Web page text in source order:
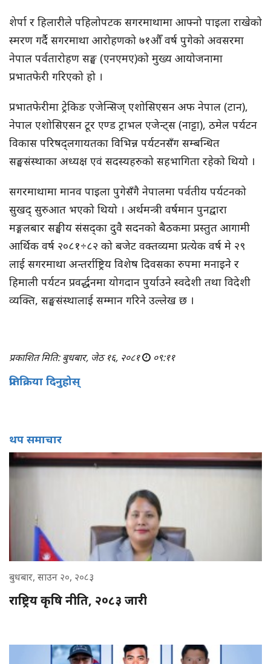
शेर्पा र हिलारीले पहिलोपटक सगरमाथामा आफ्नो पाइला राखेको
स्मरण गर्दै सगरमाथा आरोहणको ७१औँ वर्ष पुगेको अवसरमा
नेपाल पर्वतारोहण सङ्घ (एनएमए)को मुख्य आयोजनामा
प्रभातफेरी गरिएको हो ।
प्रभातफेरीमा ट्रेकिङ एजेन्सिज् एशोसिएसन अफ नेपाल (टान),
नेपाल एशोसिएसन टूर एण्ड ट्राभल एजेन्ट्स (नाट्टा), ठमेल पर्यटन
विकास परिषद्लगायतका विभिन्न पर्यटनसँग सम्बन्धित
सङ्घसंस्थाका अध्यक्ष एवं सदस्यहरुको सहभागिता रहेको थियो ।
सगरमाथामा मानव पाइला पुगेसँगै नेपालमा पर्वतीय पर्यटनको
सुखद् सुरुआत भएको थियो । अर्थमन्त्री वर्षमान पुनद्वारा
मङ्गलबार सङ्घीय संसद्का दुवै सदनको बैठकमा प्रस्तुत आगामी
आर्थिक वर्ष २०८१÷८२ को बजेट वक्तव्यमा प्रत्येक वर्ष मे २९
लाई सगरमाथा अन्तर्राष्ट्रिय विशेष दिवसका रुपमा मनाइने र
हिमाली पर्यटन प्रवर्द्धनमा योगदान पुर्याउने स्वदेशी तथा विदेशी
व्यक्ति, सङ्घसंस्थालाई सम्मान गरिने उल्लेख छ ।
प्रकाशित मिति: बुधबार, जेठ १६, २०८१ ०९:११
प्रतिक्रिया दिनुहोस्
थप समाचार
बुधबार, साउन २०, २०८३
राष्ट्रिय कृषि नीति, २०८३ जारी